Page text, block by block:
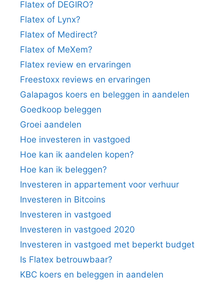
Flatex of DEGIRO?
Flatex of Lynx?
Flatex of Medirect?
Flatex of MeXem?
Flatex review en ervaringen
Freestoxx reviews en ervaringen
Galapagos koers en beleggen in aandelen
Goedkoop beleggen
Groei aandelen
Hoe investeren in vastgoed
Hoe kan ik aandelen kopen?
Hoe kan ik beleggen?
Investeren in appartement voor verhuur
Investeren in Bitcoins
Investeren in vastgoed
Investeren in vastgoed 2020
Investeren in vastgoed met beperkt budget
Is Flatex betrouwbaar?
KBC koers en beleggen in aandelen